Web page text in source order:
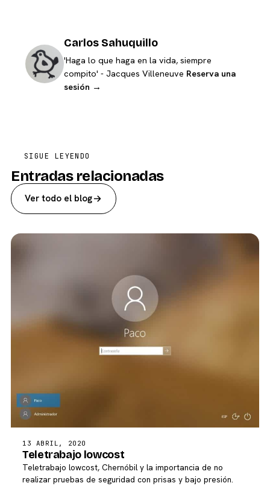
Carlos Sahuquillo
'Haga lo que haga en la vida, siempre
compito' - Jacques Villeneuve Reserva una
sesión →
SIGUE LEYENDO
Entradas relacionadas
Ver todo el blog
13 ABRIL, 2020
Teletrabajo lowcost
Teletrabajo lowcost, Chernóbil y la importancia de no
realizar pruebas de seguridad con prisas y bajo presión.